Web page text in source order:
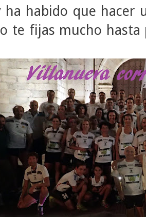
habido que hacer
te fijas mucho